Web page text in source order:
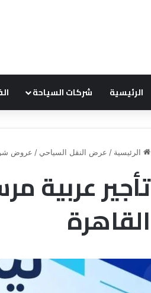
الرئيسية شركات السياحة
الرئيسية / عرض النقل السياحي / عروض
تأجير عربية
القاهرة
ق
ن
ة
س
ي
قناة